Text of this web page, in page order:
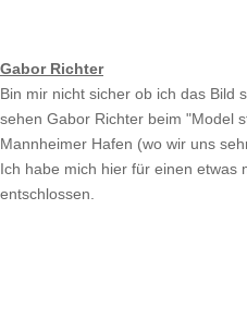
Gabor Richter
Bin mir nicht sicher ob ich das Bild
sehen Gabor Richter beim "Model
Mannheimer Hafen (wo wir uns
Ich habe mich hier für einen etwas
entschlossen.